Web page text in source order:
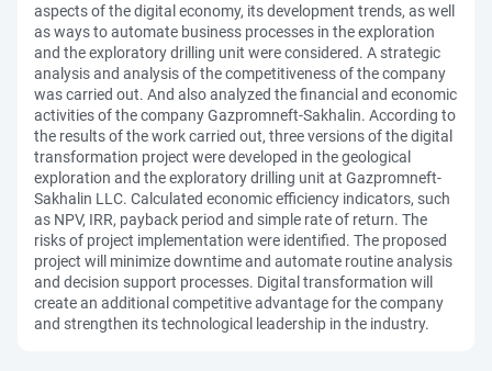
aspects of the digital economy, its development trends, as well
as ways to automate business processes in the exploration
and the exploratory drilling unit were considered. A strategic
analysis and analysis of the competitiveness of the company
was carried out. And also analyzed the financial and economic
activities of the company Gazpromneft-Sakhalin. According to
the results of the work carried out, three versions of the digital
transformation project were developed in the geological
exploration and the exploratory drilling unit at Gazpromneft-
Sakhalin LLC. Calculated economic efficiency indicators, such
as NPV, IRR, payback period and simple rate of return. The
risks of project implementation were identified. The proposed
project will minimize downtime and automate routine analysis
and decision support processes. Digital transformation will
create an additional competitive advantage for the company
and strengthen its technological leadership in the industry.